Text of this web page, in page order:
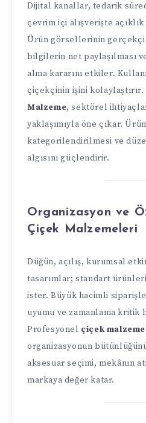
Dijital kanallar, tedarik
çevrim içi alışverişte
Ürün görsellerinin gerçekçi
bilgilerin net paylaşılması
alma kararını etkiler.
çiçekçinin işini kolaylaştırır.
Malzeme, sektörel
yaklaşımıyla öne çıkar.
kategorilendirilmesi ve
algısını güçlendirir.
Organizasyon ve
Çiçek Malzemeleri
Düğün, açılış, kurumsal
tasarımlar; standart
ister. Büyük hacimli
uyumu ve zamanlama kritik
Profesyonel çiçek malzeme
organizasyonun
aksesuar seçimi, mekânın
markaya değer katar.